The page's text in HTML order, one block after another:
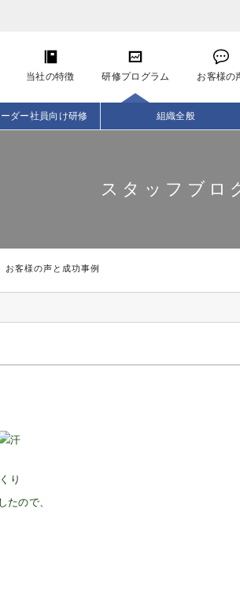
当社の特徴 研修プログラム お客様の
ダー社員向け研修 組織全般
スタッフブロ
お客様の声と成功事例
たので、